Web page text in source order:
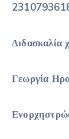
Διδασκαλία
Γεωργία